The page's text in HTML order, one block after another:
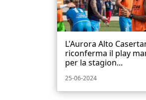
L'Aurora Alto
riconferma il play
per la stagion...
25-06-2024